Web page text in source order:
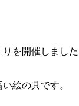
を開催しました
絵の具です。